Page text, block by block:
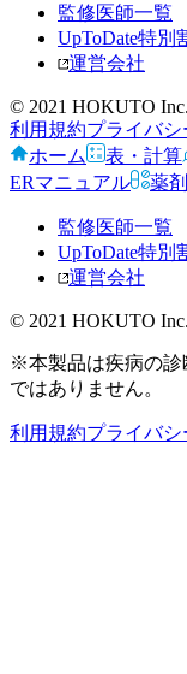
監修医師一覧
UpToDate特別
運営会社
© 2021 HOKUTO
利用規約プライバ
ホーム
表・計算
ERマニュアル
薬
監修医師一覧
UpToDate特別
運営会社
© 2021 HOKUTO
※本製品は疾病の診
ではありません。
利用規約プライバ